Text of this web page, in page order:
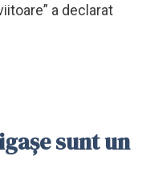
a declarat
sunt un